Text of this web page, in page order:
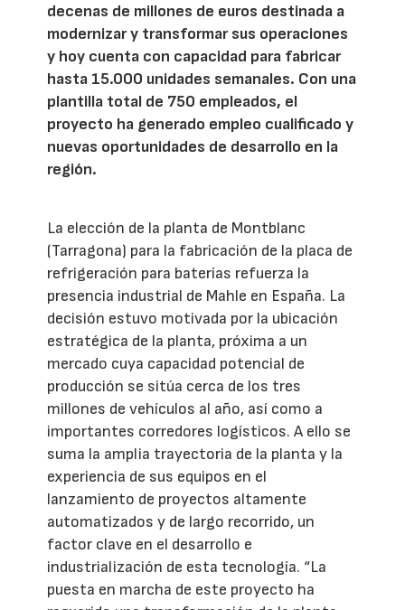
decenas de millones de euros destinada a
modernizar y transformar sus operaciones
y hoy cuenta con capacidad para fabricar
hasta 15.000 unidades semanales. Con una
plantilla total de 750 empleados, el
proyecto ha generado empleo cualificado y
nuevas oportunidades de desarrollo en la
región.
La elección de la planta de Montblanc
(Tarragona) para la fabricación de la placa de
refrigeración para baterías refuerza la
presencia industrial de Mahle en España. La
decisión estuvo motivada por la ubicación
estratégica de la planta, próxima a un
mercado cuya capacidad potencial de
producción se sitúa cerca de los tres
millones de vehículos al año, así como a
importantes corredores logísticos. A ello se
suma la amplia trayectoria de la planta y la
experiencia de sus equipos en el
lanzamiento de proyectos altamente
automatizados y de largo recorrido, un
factor clave en el desarrollo e
industrialización de esta tecnología. “La
puesta en marcha de este proyecto ha